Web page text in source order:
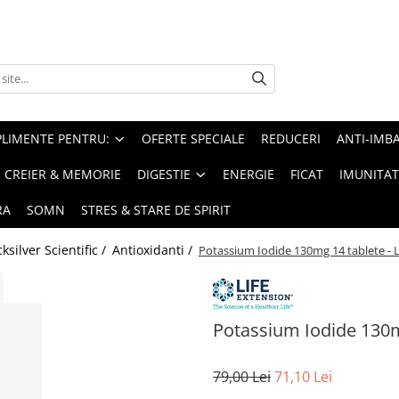
PENTRU: OFERTE SPECIALE REDUCERI ANTI-
CREIER & MEMORIE DIGESTIE ENERGIE FICAT
SOMN STRES & STARE DE SPIRIT
Scientific / Antioxidanti / Potassium Iodide 130mg 14 tablete -
Potassium Iodide
79,00 Lei71,10 Lei